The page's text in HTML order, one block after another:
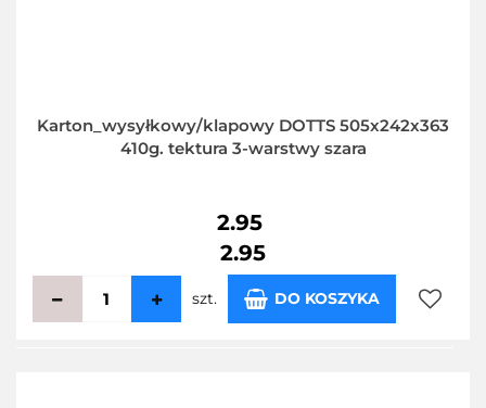
Karton_wysyłkowy/klapowy DOTTS 505x242x363
410g. tektura 3-warstwy szara
2.95
2.95
szt. DO KOSZYKA